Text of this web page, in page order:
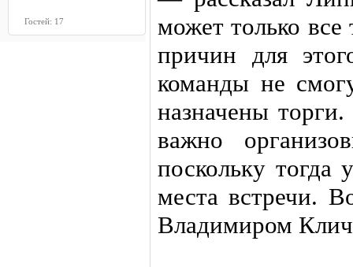
Гостей: 17
может только
причин для
команды не
назначены
важно
поскольку тогда
места встречи.
Владимиром